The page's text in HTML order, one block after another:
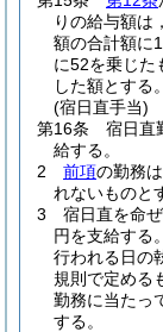
りの給与額は
額の合計額に
に52を乗じた
した額とする。
(宿日直手当)
第16条
宿日直
給する。
2
前項の勤務は
れないものと
3
宿日直を命
円を支給する。
行われる日の
規則で定める
勤務に当たっ
する。